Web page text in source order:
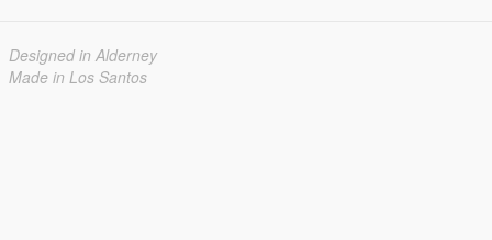
Designed in Alderney
Made in Los Santos